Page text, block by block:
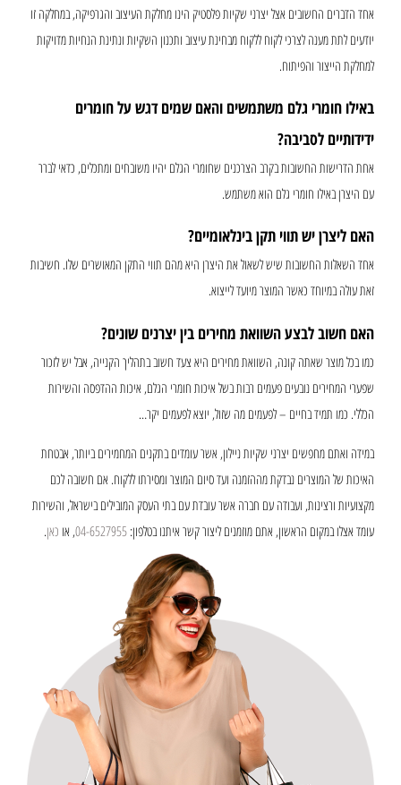
אחד הדברים החשובים אצל יצרני שקיות פלסטיק הינו מחלקת העיצוב והגרפיקה, במחלקה זו
יודעים לתת מענה לצרכי לקוח ללקוח מבחינת עיצוב ותכנון השקיות ונתינת הנחיות מדויקות
למחלקת הייצור והפיתוח.
באילו חומרי גלם משתמשים והאם שמים דגש על חומרים
ידידותיים לסביבה?
אחת הדרישות החשובות בקרב הצרכנים שחומרי הגלם יהיו משובחים ומתכלים, כדאי לברר
עם היצרן באילו חומרי גלם הוא משתמש.
האם ליצרן יש תווי תקן בינלאומיים?
אחד השאלות החשובות שיש לשאול את היצרן היא מהם תווי התקן המאושרים שלו. חשיבות
זאת עולה במיוחד כאשר המוצר מיועד לייצוא.
האם חשוב לבצע השוואת מחירים בין יצרנים שונים?
כמו בכל מוצר שאתה קונה, השוואת מחירים היא צעד חשוב בתהליך הקנייה, אבל יש לזכור
שפערי המחירים נובעים פעמים רבות בשל איכות חומרי הגלם, איכות ההדפסה והשירות
הכללי. כמו תמיד בחיים – לפעמים מה שזול, יוצא לפעמים יקר…
במידה ואתם מחפשים יצרני שקיות ניילון, אשר עומדים בתקנים המחמירים ביותר, אבטחת
האיכות של המוצרים נבדקת מההזמנה ועד סיום המוצר ומסירתו ללקוח. אם חשובה לכם
מקצועיות ורצינות, ועבודה עם חברה אשר עובדת עם בתי העסק המובילים בישראל, והשירות
עומד אצלו במקום הראשון, אתם מוזמנים ליצור קשר איתנו בטלפון:04-6527955, או כאן.